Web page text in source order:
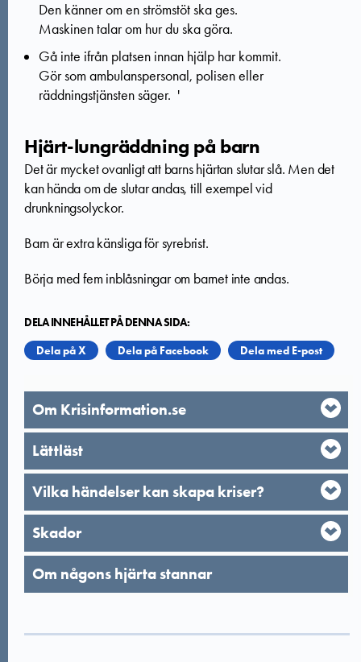
Den känner om en strömstöt ska ges.
Maskinen talar om hur du ska göra.
Gå inte ifrån platsen innan hjälp har kommit.
Gör som ambulanspersonal, polisen eller
räddningstjänsten säger. '
Hjärt-lungräddning på barn
Det är mycket ovanligt att barns hjärtan slutar slå. Men det
kan hända om de slutar andas, till exempel vid
drunkningsolyckor.
Barn är extra känsliga för syrebrist.
Börja med fem inblåsningar om barnet inte andas.
DELA INNEHÅLLET PÅ DENNA SIDA:
Dela på X
Dela på Facebook Dela med E-post
Om Krisinformation.se
Lättläst
Vilka händelser kan skapa kriser?
Skador
Om någons hjärta stannar